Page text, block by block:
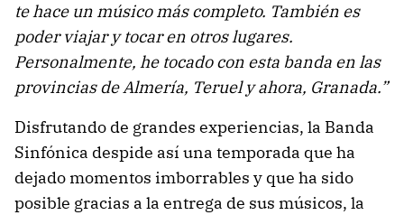
te hace un músico más completo. También es
poder viajar y tocar en otros lugares.
Personalmente, he tocado con esta banda en las
provincias de Almería, Teruel y ahora, Granada.”
Disfrutando de grandes experiencias, la Banda
Sinfónica despide así una temporada que ha
dejado momentos imborrables y que ha sido
posible gracias a la entrega de sus músicos, la